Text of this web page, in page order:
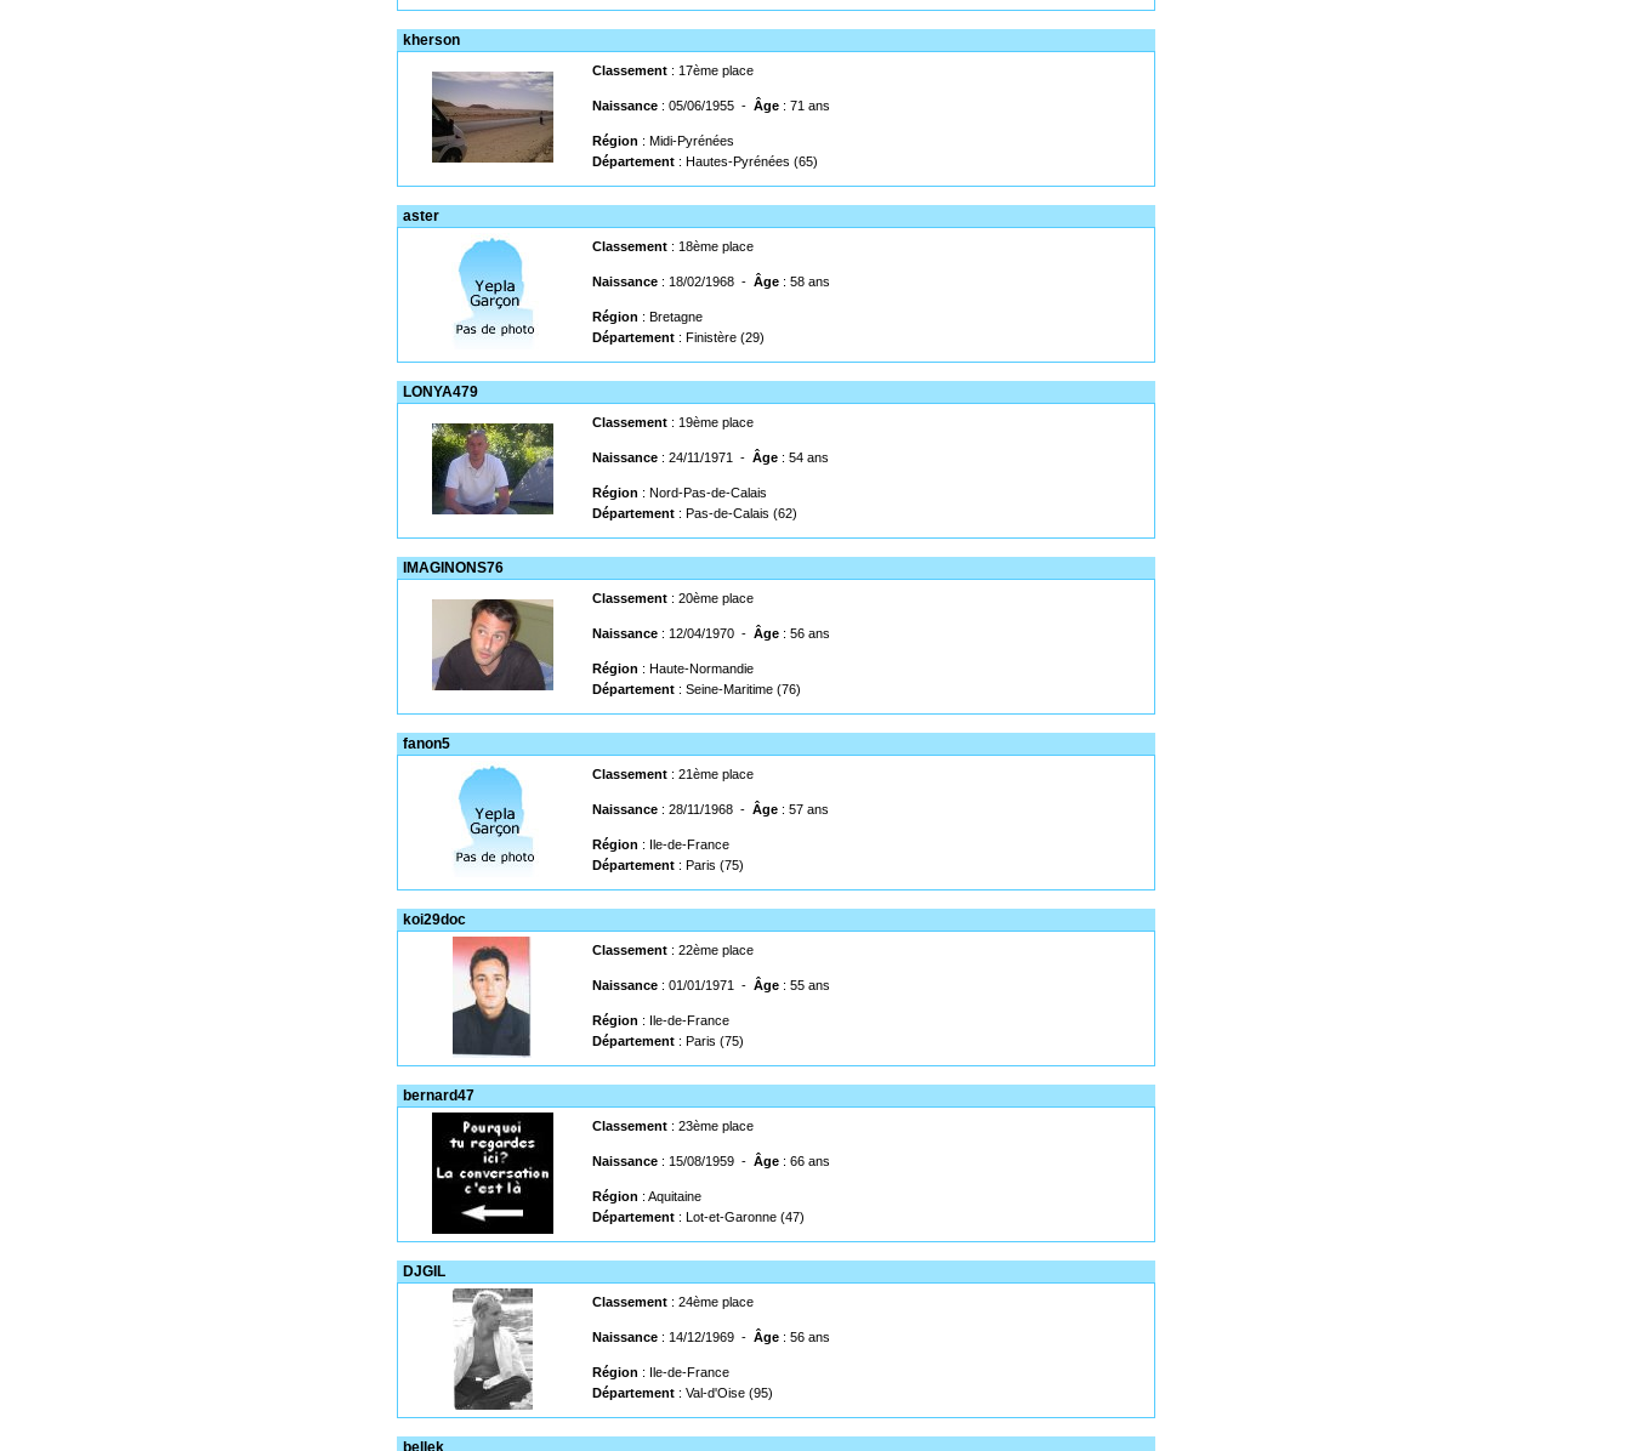
kherson
Classement : 17ème place
Naissance : 05/06/1955 - Âge : 71 ans
Région : Midi-Pyrénées
Département : Hautes-Pyrénées (65)
aster
Classement : 18ème place
Naissance : 18/02/1968 - Âge : 58 ans
Région : Bretagne
Département : Finistère (29)
LONYA479
Classement : 19ème place
Naissance : 24/11/1971 - Âge : 54 ans
Région : Nord-Pas-de-Calais
Département : Pas-de-Calais (62)
IMAGINONS76
Classement : 20ème place
Naissance : 12/04/1970 - Âge : 56 ans
Région : Haute-Normandie
Département : Seine-Maritime (76)
fanon5
Classement : 21ème place
Naissance : 28/11/1968 - Âge : 57 ans
Région : Ile-de-France
Département : Paris (75)
koi29doc
Classement : 22ème place
Naissance : 01/01/1971 - Âge : 55 ans
Région : Ile-de-France
Département : Paris (75)
bernard47
Classement : 23ème place
Naissance : 15/08/1959 - Âge : 66 ans
Région : Aquitaine
Département : Lot-et-Garonne (47)
DJGIL
Classement : 24ème place
Naissance : 14/12/1969 - Âge : 56 ans
Région : Ile-de-France
Département : Val-d'Oise (95)
bellek